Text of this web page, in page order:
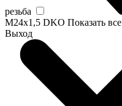
резьба
M24x1,5 DKO Показать все
Выход